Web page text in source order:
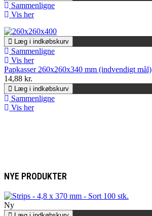
Sammenligne
Vis her
Læg i indkøbskurv
Sammenligne
Vis her
Papkasser 260x260x340 mm (indvendigt mål)
14,88 kr.
Læg i indkøbskurv
Sammenligne
Vis her
NYE PRODUKTER
Ny